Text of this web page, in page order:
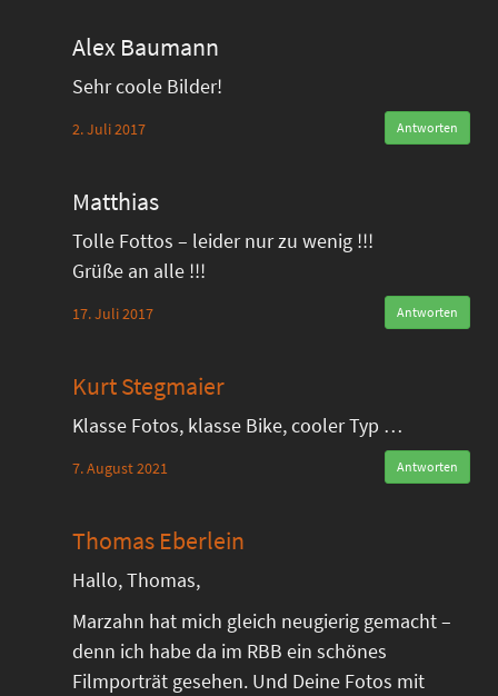
Alex Baumann
Sehr coole Bilder!
2. Juli 2017 Antworten
Matthias
Tolle Fottos – leider nur zu wenig !!!
Grüße an alle !!!
17. Juli 2017 Antworten
Kurt Stegmaier
Klasse Fotos, klasse Bike, cooler Typ …
7. August 2021 Antworten
Thomas Eberlein
Hallo, Thomas,
Marzahn hat mich gleich neugierig gemacht –
denn ich habe da im RBB ein schönes
Filmporträt gesehen. Und Deine Fotos mit